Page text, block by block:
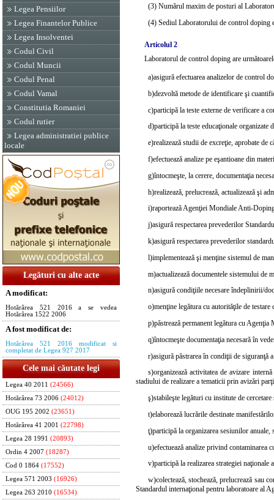
Legea Pensiilor
Legea Finantelor Publice
Legea Insolventei
Codul Civil
Codul Muncii
Codul Penal
Codul Vamal
Constitutia Romaniei
Codul rutier
Legea administratiei publice
locale
Legături cu alte acte
A modificat:
Hotărârea 521 2016 a se vedea
Hotărârea 1522 2006
A fost modificat de:
Hotărârea 521 2016 modificat si
completat de Legea 927 2017
Cele mai căutate legi
Legea 40 2011 (24566)
Hotărârea 73 2006 (24012)
OUG 195 2002 (23651)
Hotărârea 41 2001 (22798)
Legea 28 1991 (20893)
Ordin 4 2007 (18287)
Cod 0 1864 (17552)
Legea 571 2003 (16926)
Legea 263 2010 (16534)
(3) Numărul maxim de posturi al
(4) Sediul Laboratorului de control doping
Articolul 2
Laboratorul de control doping are
a)asigură efectuarea analizelor de control
b)dezvoltă metode de identificare şi
c)participă la teste externe de verificare a
d)participă la teste educaţionale
e)realizează studii de excreţie, aprobate de
f)efectuează analize pe eşantioane din
g)întocmeşte, la cerere, documentaţia
h)realizează, prelucrează, actualizează şi
i)raportează Agenţiei Mondiale Anti-
j)asigură respectarea prevederilor
k)asigură respectarea prevederilor
l)implementează şi menţine sistemul de
m)actualizează documentele sistemului de
n)asigură condiţiile necesare îndeplinirii/
o)menţine legătura cu autorităţile de
p)păstrează permanent legătura cu
q)întocmeşte documentaţia necesară în
r)asigură păstrarea în condiţii de siguranţă
s)organizează activitatea de avizare
stadiului de realizare a tematicii prin avizări
ş)stabileşte legături cu institute de
t)elaborează lucrările destinate
ţ)participă la organizarea sesiunilor
u)efectuează analize privind contaminarea
v)participă la realizarea strategiei
w)colectează, stochează, prelucrează
Standardul internaţional pentru laboratoare al